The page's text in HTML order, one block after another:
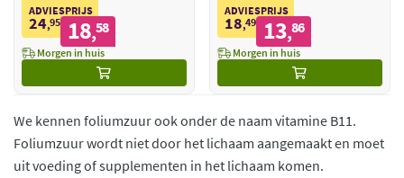
ADVIESPRIJS
24,95 18,58
Morgen in huis
ADVIESPRIJS
18,49 13,86
Morgen in huis
We kennen foliumzuur ook onder de naam vitamine B11.
Foliumzuur wordt niet door het lichaam aangemaakt en moet
uit voeding of supplementen in het lichaam komen.